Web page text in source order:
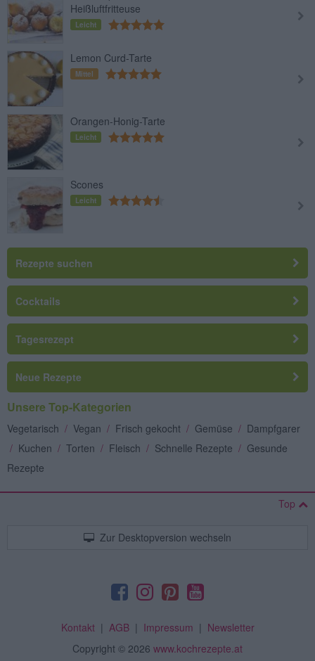
Heißluftfritteuse
Leicht
Lemon Curd-Tarte
Mittel
Orangen-Honig-Tarte
Leicht
Scones
Leicht
Rezepte suchen
Cocktails
Tagesrezept
Neue Rezepte
Unsere Top-Kategorien
Vegetarisch / Vegan / Frisch gekocht / Gemüse / Dampfgarer
/ Kuchen / Torten / Fleisch / Schnelle Rezepte / Gesunde
Rezepte
Top
Zur Desktopversion wechseln
Kontakt| AGB| Impressum | Newsletter
Copyright © 2026 www.kochrezepte.at